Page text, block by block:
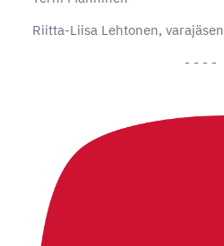
Riitta-Liisa Lehtonen, varajäsen
- - - -